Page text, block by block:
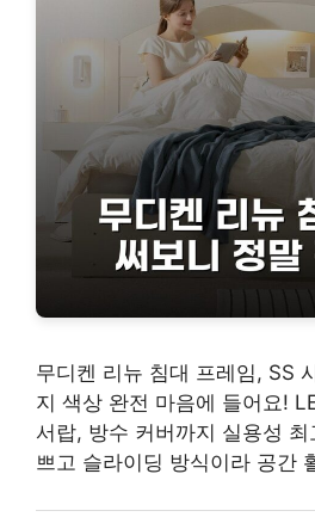
무디켄 리뉴 침대 프레임, SS
지 색상 완전 마음에 들어요!
서랍, 방수 커버까지 실용성
쁘고 슬라이딩 방식이라 공간